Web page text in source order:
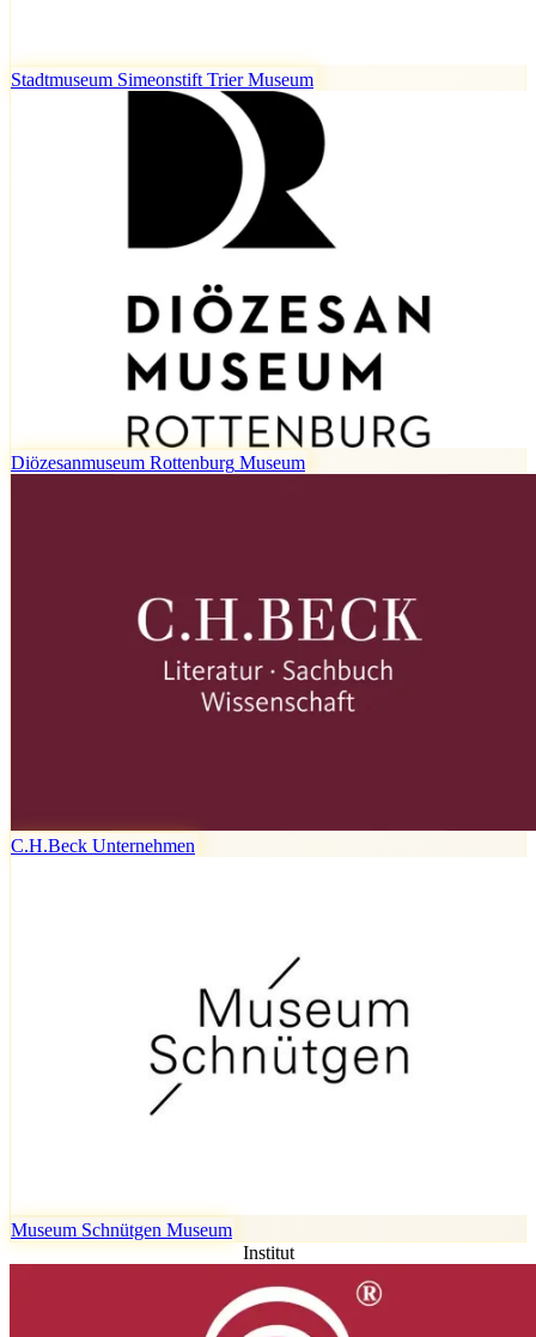
Stadtmuseum Simeonstift Trier Museum
Diözesanmuseum Rottenburg Museum
C.H.Beck Unternehmen
Museum Schnütgen Museum
Institut